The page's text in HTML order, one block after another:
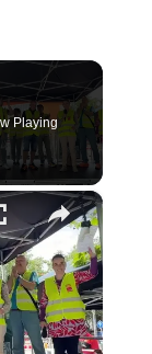
Playing
×